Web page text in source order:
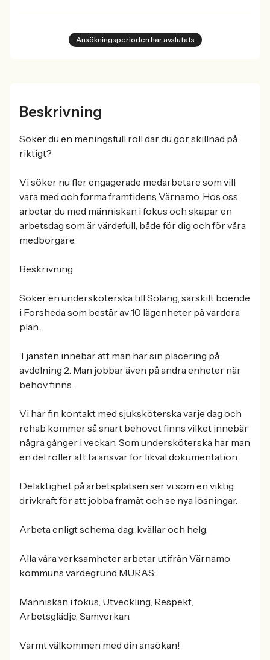
Ansökningsperioden har avslutats
Beskrivning
Söker du en meningsfull roll där du gör skillnad på
riktigt?
Vi söker nu fler engagerade medarbetare som vill
vara med och forma framtidens Värnamo. Hos oss
arbetar du med människan i fokus och skapar en
arbetsdag som är värdefull, både för dig och för våra
medborgare.
Beskrivning
Söker en undersköterska till Soläng, särskilt boende
i Forsheda som består av 10 lägenheter på vardera
plan .
Tjänsten innebär att man har sin placering på
avdelning 2. Man jobbar även på andra enheter när
behov finns.
Vi har fin kontakt med sjuksköterska varje dag och
rehab kommer så snart behovet finns vilket innebär
några gånger i veckan. Som undersköterska har man
en del roller att ta ansvar för likväl dokumentation.
Delaktighet på arbetsplatsen ser vi som en viktig
drivkraft för att jobba framåt och se nya lösningar.
Arbeta enligt schema, dag, kvällar och helg.
Alla våra verksamheter arbetar utifrån Värnamo
kommuns värdegrund MURAS:
Människan i fokus, Utveckling, Respekt,
Arbetsglädje, Samverkan.
Varmt välkommen med din ansökan!